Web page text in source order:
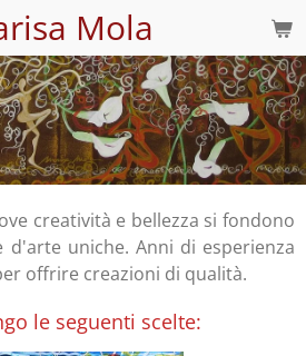
Mola
creatività e bellezza si fondono
uniche. Anni di esperienza
offrire creazioni di qualità.
le seguenti scelte: